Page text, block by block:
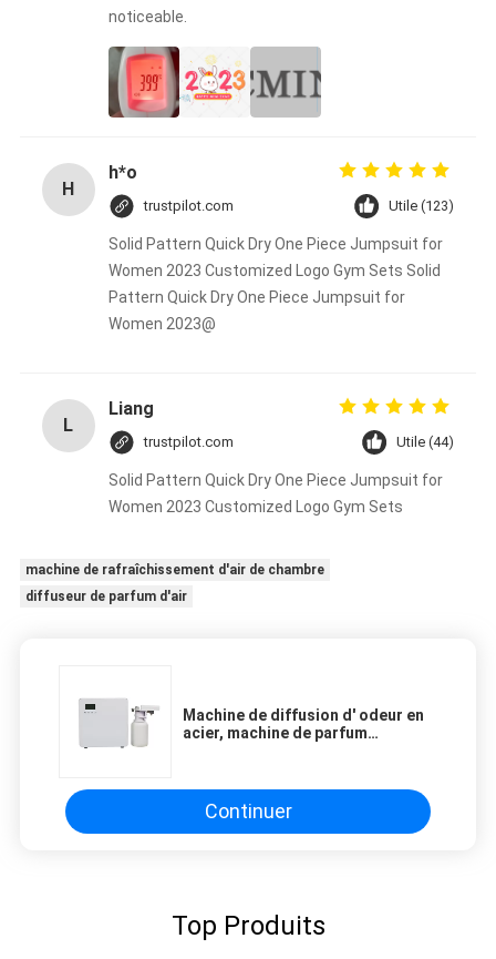
noticeable.
H
h*o
trustpilot.com Utile (123)
Solid Pattern Quick Dry One Piece Jumpsuit for
Women 2023 Customized Logo Gym Sets Solid
Pattern Quick Dry One Piece Jumpsuit for
Women 2023@
L
Liang
trustpilot.com Utile (44)
Solid Pattern Quick Dry One Piece Jumpsuit for
Women 2023 Customized Logo Gym Sets
machine de rafraîchissement d'air de chambre
diffuseur de parfum d'air
Machine de diffusion d' odeur en
acier, machine de parfum
Continuer
Top Produits